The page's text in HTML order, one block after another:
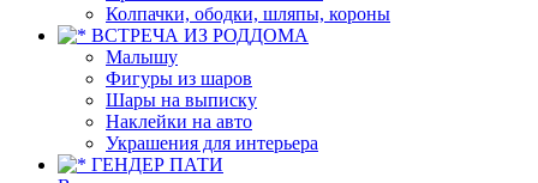
Колпачки, ободки, шляпы, короны
ВСТРЕЧА ИЗ РОДДОМА
Малышу
Фигуры из шаров
Шары на выписку
Наклейки на авто
Украшения для интерьера
ГЕНДЕР ПАТИ